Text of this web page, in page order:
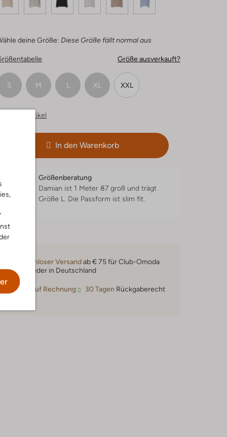
deine Größe: Diese Größe fällt normal aus
Größe ausverkauft?
S M L XL XXL
Artikel
In den Warenkorb
Größenberatung
Damian ist 1 Meter 87 groß und trägt
Größe L. Die Passform ist slim fit.
Kostenloser Versandab € 75 für Club-Omoda
Mitglieder in Deutschland
Kauf auf Rechnung 30 Tagen Rückgaberecht